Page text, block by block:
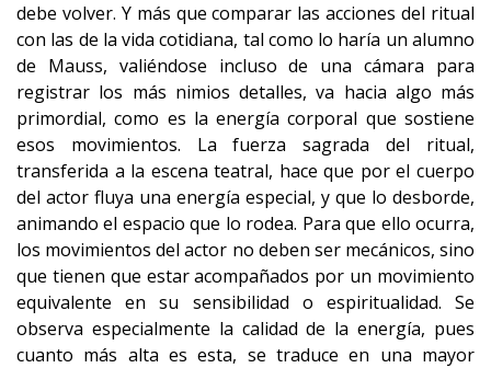
debe volver. Y más que comparar las acciones del ritual
con las de la vida cotidiana, tal como lo haría un alumno
de Mauss, valiéndose incluso de una cámara para
registrar los más nimios detalles, va hacia algo más
primordial, como es la energía corporal que sostiene
esos movimientos. La fuerza sagrada del ritual,
transferida a la escena teatral, hace que por el cuerpo
del actor fluya una energía especial, y que lo desborde,
animando el espacio que lo rodea. Para que ello ocurra,
los movimientos del actor no deben ser mecánicos, sino
que tienen que estar acompañados por un movimiento
equivalente en su sensibilidad o espiritualidad. Se
observa especialmente la calidad de la energía, pues
cuanto más alta es esta, se traduce en una mayor